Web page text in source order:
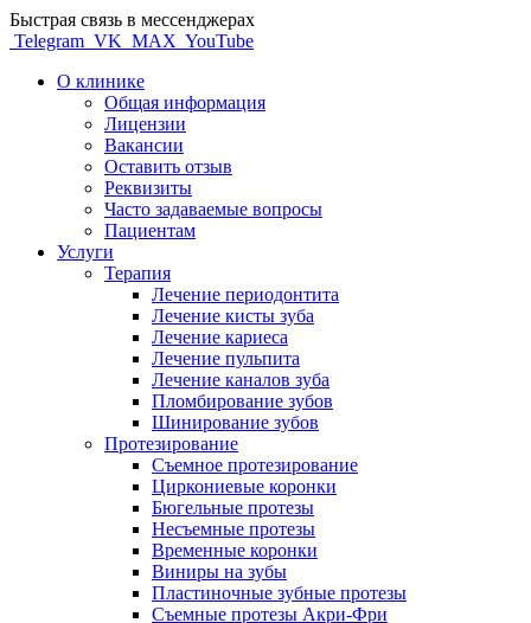
Быстрая связь в мессенджерах
Telegram VK MAX YouTube
О клинике
Общая информация
Лицензии
Вакансии
Оставить отзыв
Реквизиты
Часто задаваемые вопросы
Пациентам
Услуги
Терапия
Лечение периодонтита
Лечение кисты зуба
Лечение кариеса
Лечение пульпита
Лечение каналов зуба
Пломбирование зубов
Шинирование зубов
Протезирование
Съемное протезирование
Циркониевые коронки
Бюгельные протезы
Несъемные протезы
Временные коронки
Виниры на зубы
Пластиночные зубные протезы
Съемные протезы Акри-Фри